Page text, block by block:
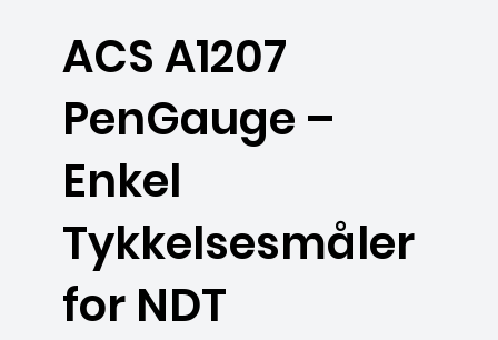
ACS A1207
PenGauge –
Enkel
Tykkelsesmåler
for NDT